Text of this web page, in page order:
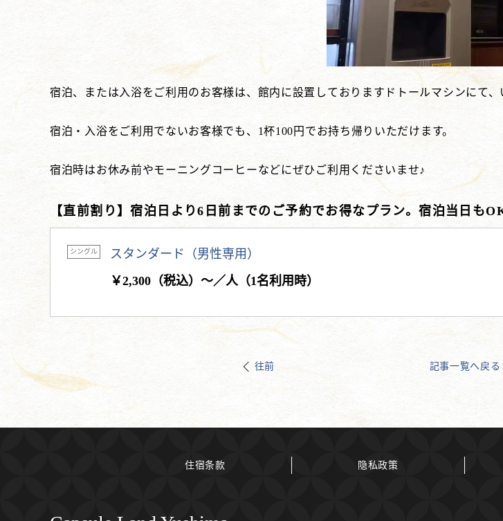
宿泊、または入浴をご利用のお客様は、館内に設置しておりますドトールマシンにて
宿泊・入浴をご利用でないお客様でも、1杯100円でお持ち帰りいただけます。
宿泊時はお休み前やモーニングコーヒーなどにぜひご利用くださいませ♪
【直前割り】宿泊日より6日前までのご予約でお得なプラン。宿泊当日も
シングル
スタンダード（男性専用）
￥2,300（税込）～／人（1名利用時）
往前 記事一覧へ戻る
住宿条款 隐私政策